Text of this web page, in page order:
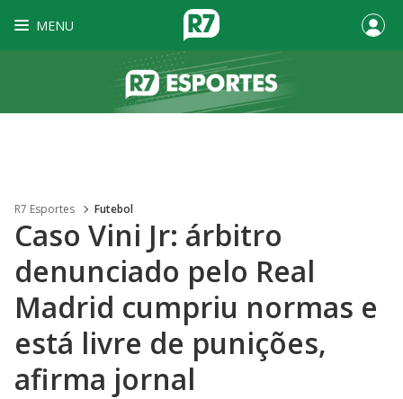
MENU
R7 Esportes Futebol
Caso Vini Jr: árbitro
denunciado pelo Real
Madrid cumpriu normas e
está livre de punições,
afirma jornal